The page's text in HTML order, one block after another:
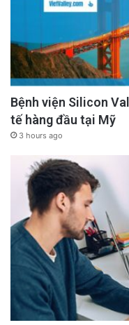
Bệnh viện Silicon
tế hàng đầu tại Mỹ
3 hours ago